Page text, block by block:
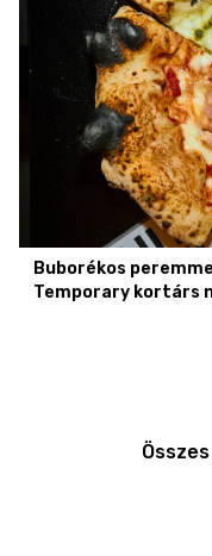
Buborékos
Temporary kortárs